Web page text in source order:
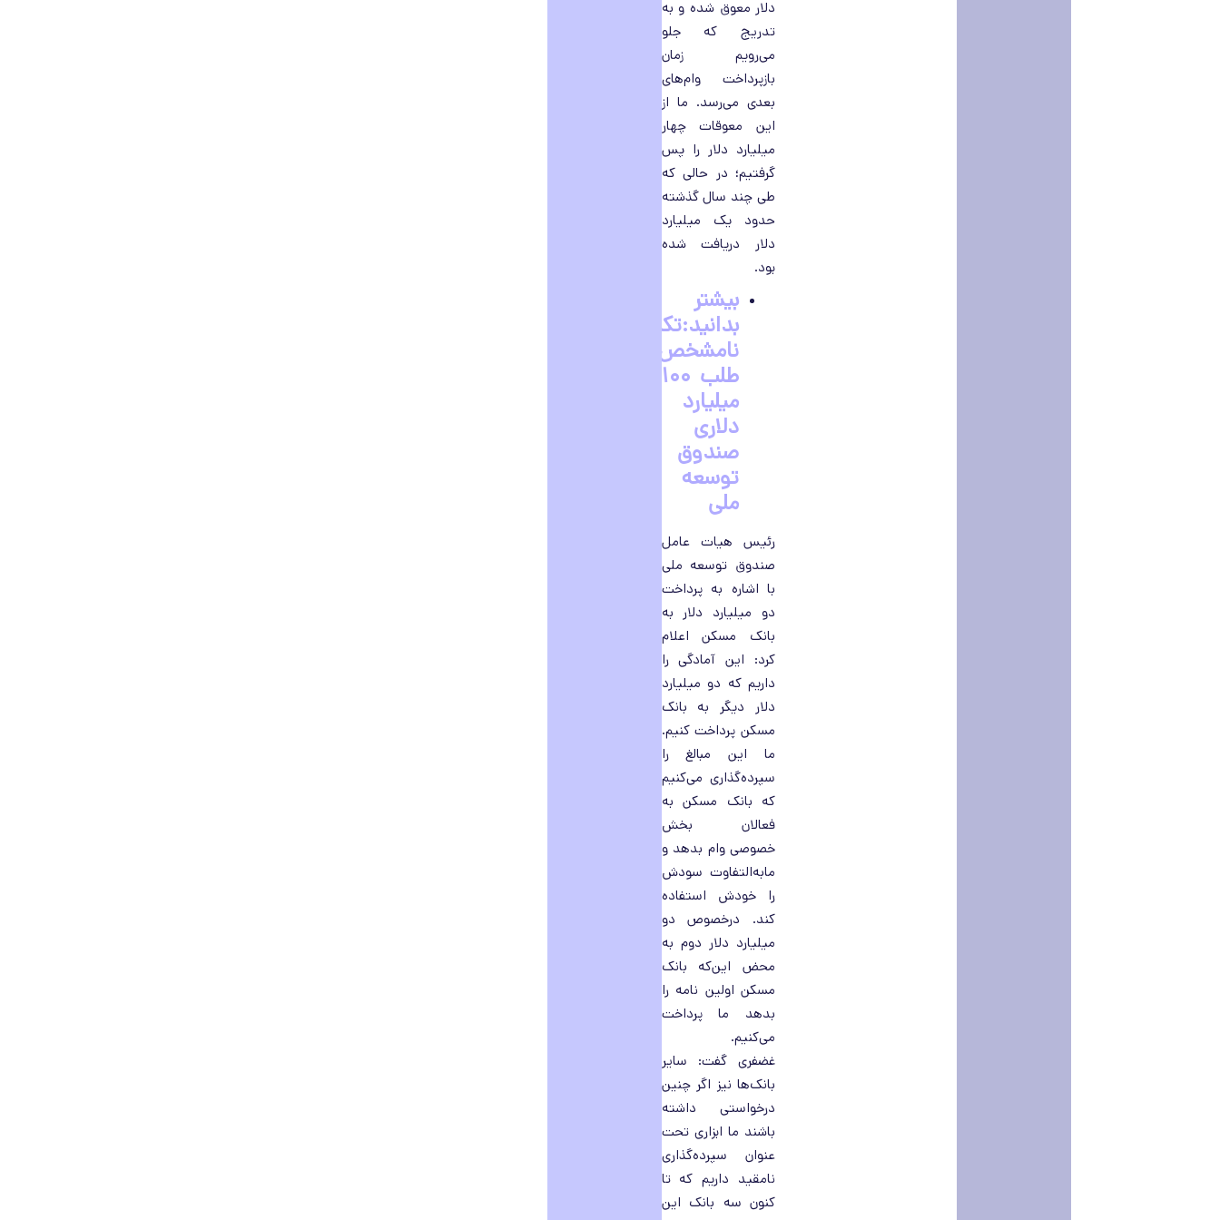
دلار معوق شده و به
تدریج که جلو
می‌رویم زمان
بازپرداخت وام‌های
بعدی می‌رسد. ما از
این معوقات چهار
میلیارد دلار را پس
گرفتیم؛ در حالی که
طی چند سال گذشته
حدود یک میلیارد
دلار دریافت شده
بود.
بیشتر
بدانید:تکلیف
نامشخص
طلب ۱۰۰
میلیارد
دلاری
صندوق
توسعه
ملی
رئیس هیات عامل
صندوق توسعه ملی
با اشاره به پرداخت
دو میلیارد دلار به
بانک مسکن اعلام
کرد: این آمادگی را
داریم که دو میلیارد
دلار دیگر به بانک
مسکن پرداخت کنیم.
ما این مبالغ را
سپرده‌گذاری می‌کنیم
که بانک مسکن به
فعالان بخش
خصوصی وام بدهد و
مابه‌التفاوت سودش
را خودش استفاده
کند. درخصوص دو
میلیارد دلار دوم به
محض این‌که بانک
مسکن اولین نامه را
بدهد ما پرداخت
می‌کنیم.
غضفری گفت: سایر
بانک‌ها نیز اگر چنین
درخواستی داشته
باشند ما ابزاری تحت
عنوان سپرده‌گذاری
نامقید داریم که تا
کنون سه بانک این